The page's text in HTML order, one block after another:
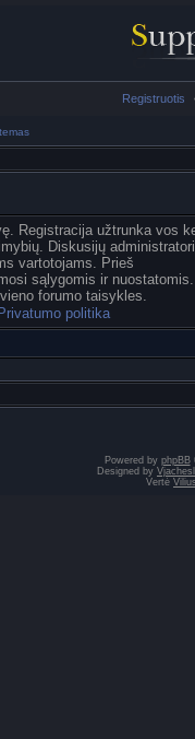
Registruotis
Registracija užtrunka vos
Diskusijų
vartotojams. Prieš
sąlygomis ir nuostatomis.
forumo taisykles.
Privatumo politika
Powered by phpBB
Designed by
Vertė